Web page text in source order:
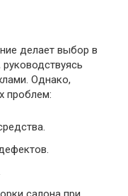
делает выбор в
Однако,
проблем: